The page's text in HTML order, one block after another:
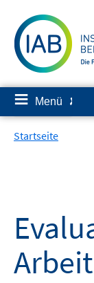
zum
Inhalt
≡ Menü ✘
Startseite